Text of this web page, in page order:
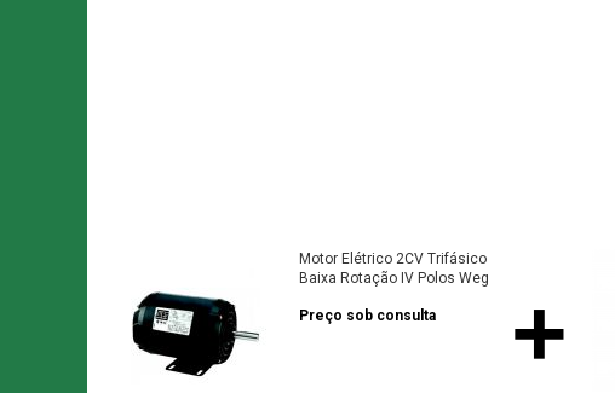
Motor Elétrico 2CV Trifásico
Baixa Rotação IV Polos Weg
Preço sob consulta +